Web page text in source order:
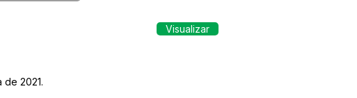
Visualizar
2021.